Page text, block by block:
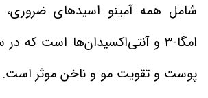
شامل همه آمینو اسیدهای
امگا-3 و آنتی‌اکسیدان‌ها است که
پوست و تقویت مو و ناخن موثر است.